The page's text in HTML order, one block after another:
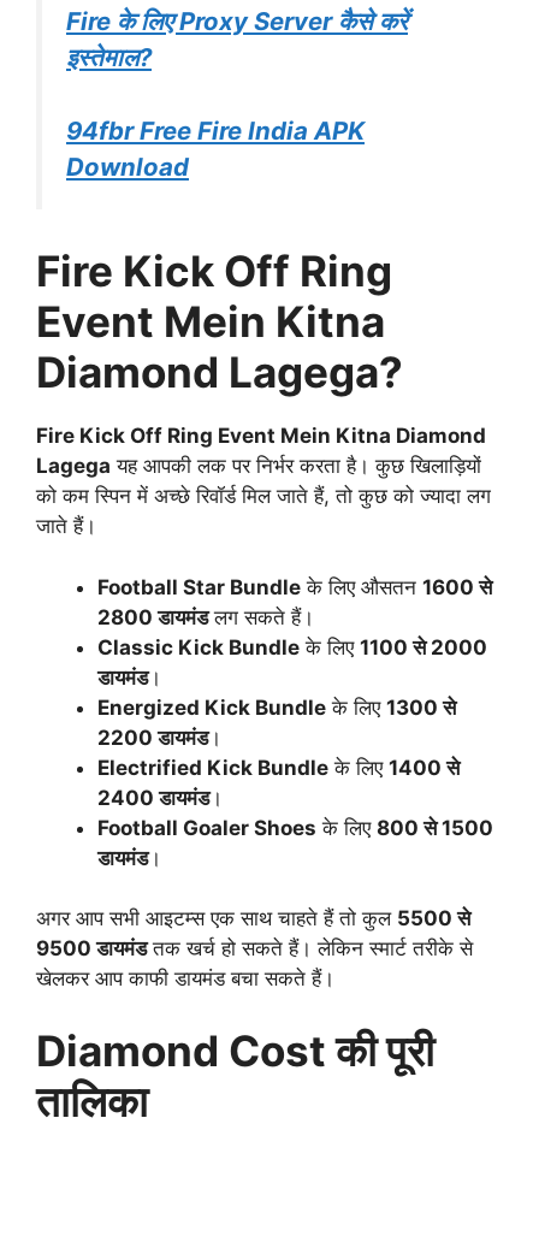
Fire के लिए Proxy Server कैसे करें
इस्तेमाल?
94fbr Free Fire India APK
Download
Fire Kick Off Ring
Event Mein Kitna
Diamond Lagega?
Fire Kick Off Ring Event Mein Kitna Diamond
Lagega यह आपकी लक पर निर्भर करता है। कुछ खिलाड़ियों
को कम स्पिन में अच्छे रिवॉर्ड मिल जाते हैं, तो कुछ को ज्यादा लग
जाते हैं।
Football Star Bundle के लिए औसतन 1600 से
2800 डायमंडलग सकते हैं।
Classic Kick Bundle के लिए 1100 से 2000
डायमंड।
Energized Kick Bundle के लिए 1300 से
2200 डायमंड।
Electrified Kick Bundle के लिए 1400 से
2400 डायमंड।
Football Goaler Shoes के लिए 800 से 1500
डायमंड।
अगर आप सभी आइटम्स एक साथ चाहते हैं तो कुल 5500 से
9500 डायमंडतक खर्च हो सकते हैं। लेकिन स्मार्ट तरीके से
खेलकर आप काफी डायमंड बचा सकते हैं।
Diamond Cost की पूरी
तालिका